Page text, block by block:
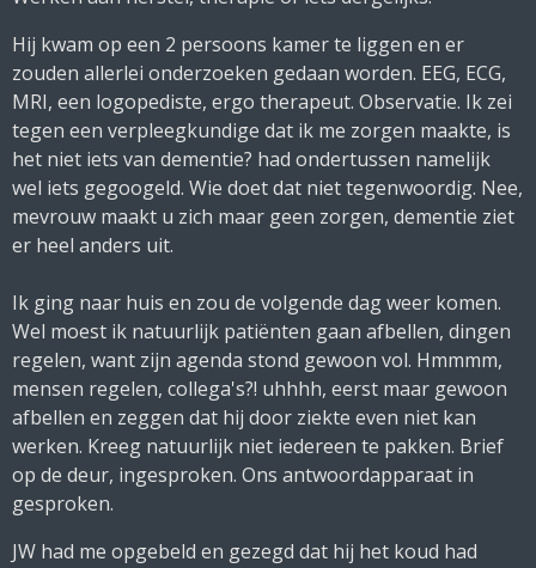
Hij kwam op een 2 persoons kamer te liggen en er
zouden allerlei onderzoeken gedaan worden. EEG, ECG,
MRI, een logopediste, ergo therapeut. Observatie. Ik zei
tegen een verpleegkundige dat ik me zorgen maakte, is
het niet iets van dementie? had ondertussen namelijk
wel iets gegoogeld. Wie doet dat niet tegenwoordig. Nee,
mevrouw maakt u zich maar geen zorgen, dementie ziet
er heel anders uit.
Ik ging naar huis en zou de volgende dag weer komen.
Wel moest ik natuurlijk patiënten gaan afbellen, dingen
regelen, want zijn agenda stond gewoon vol. Hmmmm,
mensen regelen, collega's?! uhhhh, eerst maar gewoon
afbellen en zeggen dat hij door ziekte even niet kan
werken. Kreeg natuurlijk niet iedereen te pakken. Brief
op de deur, ingesproken. Ons antwoordapparaat in
gesproken.
JW had me opgebeld en gezegd dat hij het koud had